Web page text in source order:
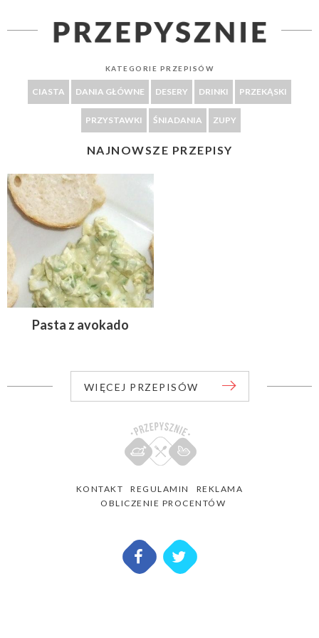
KATEGORIE PRZEPISÓW
CIASTA DANIA GŁÓWNE DESERY DRINKI PRZEKĄSKI
PRZYSTAWKI ŚNIADANIA ZUPY
NAJNOWSZE PRZEPISY
Pasta z avokado
WIĘCEJ PRZEPISÓW
KONTAKT REGULAMIN
REKLAMA
OBLICZENIE PROCENTÓW